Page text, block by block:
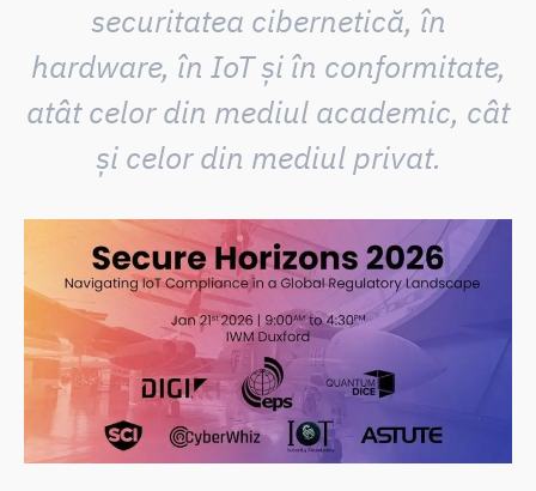
securitatea cibernetică, în
hardware, în IoT și în conformitate,
atât celor din mediul academic, cât
și celor din mediul privat.